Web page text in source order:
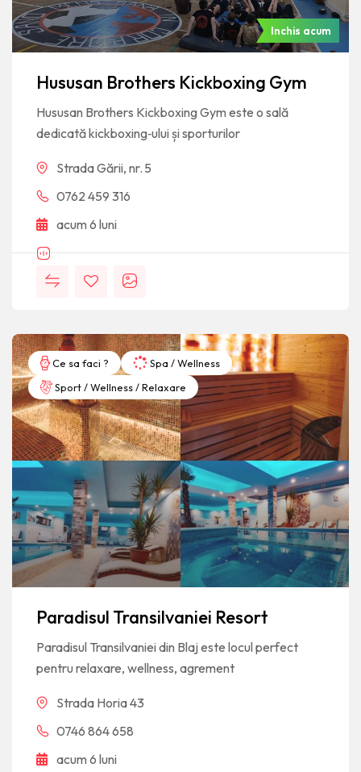
Inchis acum
Hususan Brothers Kickboxing Gym
Hususan Brothers Kickboxing Gym este o sală
dedicată kickboxing‑ului și sporturilor
Strada Gării, nr. 5
0762 459 316
acum 6 luni
Ce sa faci ?
Spa / Wellness
Sport / Wellness / Relaxare
Paradisul Transilvaniei Resort
Paradisul Transilvaniei din Blaj este locul perfect
pentru relaxare, wellness, agrement
Strada Horia 43
0746 864 658
acum 6 luni